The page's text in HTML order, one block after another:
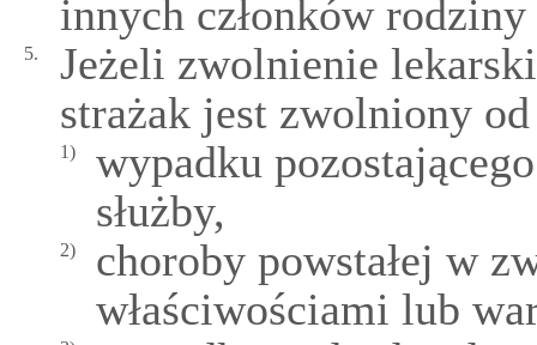
innych członków
5.
Jeżeli zwolnienie
strażak jest zwolniony
1)
wypadku
służby,
2)
choroby powstałej w
właściwościami lub